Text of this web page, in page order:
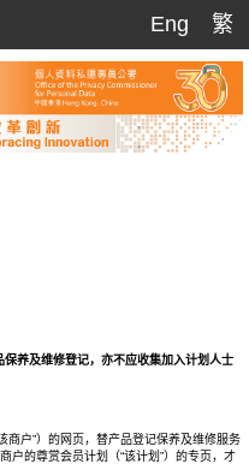
Eng
繁
繁
养及维修登记，亦不应收集加入计划人士
商户”）的网页，替产品登记保养及维修服务
户的尊赏会员计划（“该计划”）的专页，才